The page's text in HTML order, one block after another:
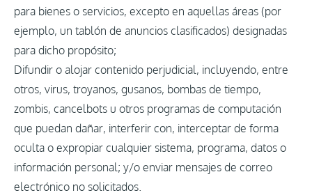
para bienes o servicios, excepto en aquellas áreas (por
ejemplo, un tablón de anuncios clasificados) designadas
para dicho propósito;
Difundir o alojar contenido perjudicial, incluyendo, entre
otros, virus, troyanos, gusanos, bombas de tiempo,
zombis, cancelbots u otros programas de computación
que puedan dañar, interferir con, interceptar de forma
oculta o expropiar cualquier sistema, programa, datos o
información personal; y/o enviar mensajes de correo
electrónico no solicitados.